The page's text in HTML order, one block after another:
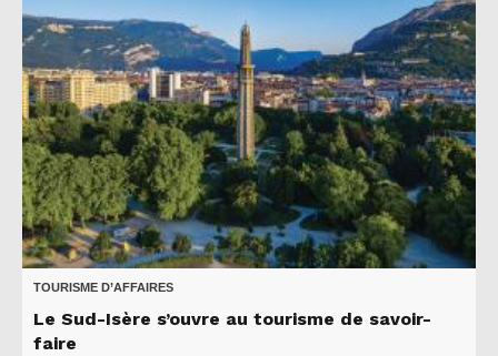
TOURISME D’AFFAIRES
Le Sud-Isère s’ouvre au tourisme de savoir-
faire